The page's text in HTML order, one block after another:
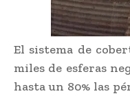
El sistema de
miles de esferas
hasta un 80% las